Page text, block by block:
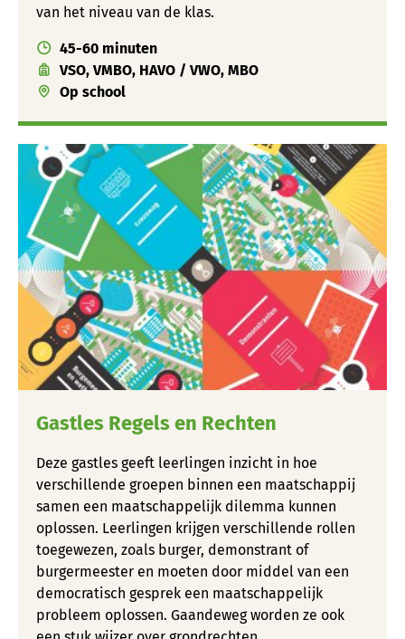
van het niveau van de klas.
45-60 minuten
VSO, VMBO, HAVO / VWO, MBO
Op school
Gastles Regels en Rechten
Deze gastles geeft leerlingen inzicht in hoe
verschillende groepen binnen een maatschappij
samen een maatschappelijk dilemma kunnen
oplossen. Leerlingen krijgen verschillende rollen
toegewezen, zoals burger, demonstrant of
burgermeester en moeten door middel van een
democratisch gesprek een maatschappelijk
probleem oplossen. Gaandeweg worden ze ook